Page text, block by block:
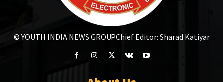
© YOUTH INDIA NEWS GROUPChief Editor: Sharad Katiyar